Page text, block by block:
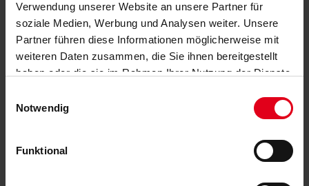
Verwendung unserer Website an unsere Partner für
soziale Medien, Werbung und Analysen weiter. Unsere
Partner führen diese Informationen möglicherweise mit
weiteren Daten zusammen, die Sie ihnen bereitgestellt
haben oder die sie im Rahmen Ihrer Nutzung der Dienste
Notwendig
Funktional